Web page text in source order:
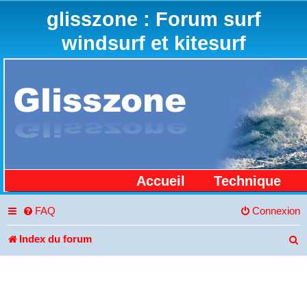
glisszone : Forum surf
windsurf et kitesurf
Accueil Technique
FAQ Connexion
Index du forum